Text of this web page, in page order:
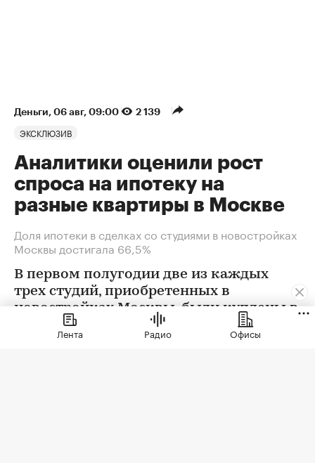
Деньги⁠, 06 авг, 09:00 2 139
ЭКСКЛЮЗИВ
Аналитики оценили рост
спроса на ипотеку на
разные квартиры в Москве
Доля ипотеки в сделках со студиями в новостройках
Москвы достигала 66,5%
В первом полугодии две из каждых
трех студий, приобретенных в
новостройках Москвы, были куплены в
ипотеку. В сегменте трешек ипотечных
сделок менее половины, а среди
Лента Радио Офисы